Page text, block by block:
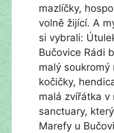
mazlíčky,
volně žijící. A
si vybrali:
Bučovice Rádi
malý
kočičky,
malá zvířátka v
sanctuary,
Marefy u